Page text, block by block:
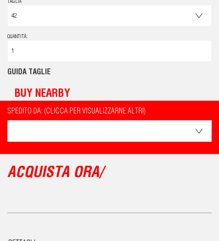
TAGLIA
QUANTITÀ:
GUIDA TAGLIE
BUY NEARBY
SPEDITO DA: (CLICCA PER VISUALIZZARNE ALTRI)
ACQUISTA ORA/